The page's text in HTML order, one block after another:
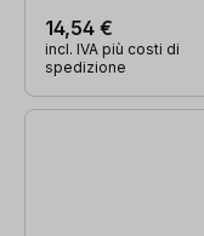
14,54 €
incl. IVA più costi di
spedizione